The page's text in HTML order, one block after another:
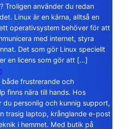
Troligen använder du redan
Linux är en kärna, alltså en
operativsystem behöver för att
med internet, styra
Det som gör Linux speciellt
en licens som gör att […]
frustrerande och
finns nära till hands. Hos
du personlig och kunnig support,
trasig laptop, krånglande e-post
i hemmet. Med butik på